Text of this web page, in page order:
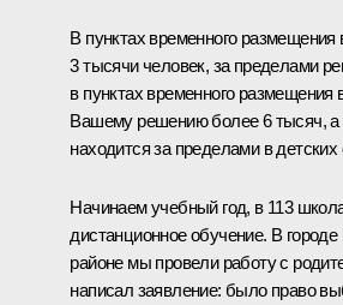
В пунктах временного размещения
3 тысячи человек, за пределами
в пунктах временного размещения
Вашему решению более 6 тысяч, а
находится за пределами в
Начинаем учебный год, в 113
дистанционное обучение. В
районе мы провели работу с
написал заявление: было право